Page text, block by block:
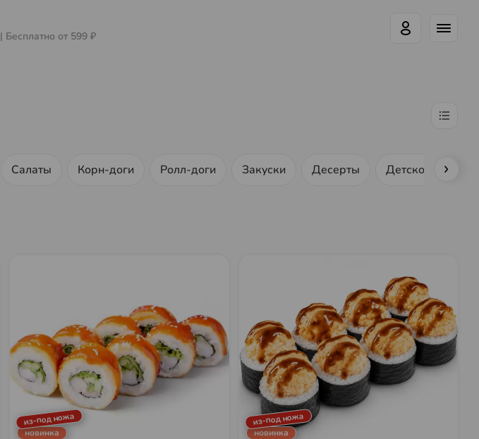
| Бесплатно от 599 ₽
Салаты Корн-доги Ролл-доги Закуски Десерты Детское меню
из-под ножа
новинка
из-под ножа
новинка